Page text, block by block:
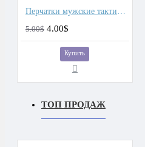
Перчатки мужские тактические
5.00$ 4.00$
Купить
ТОП ПРОДАЖ